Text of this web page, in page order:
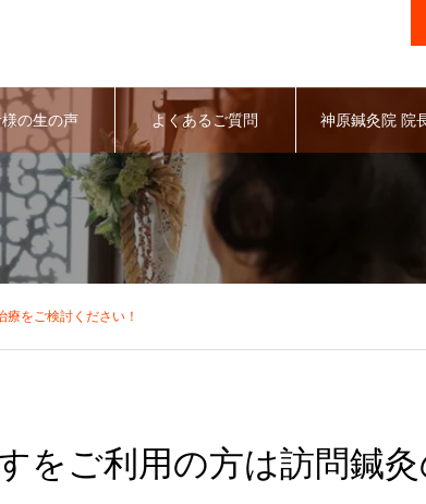
の生の声 よくあるご質問 神原鍼灸院 院
をご検討ください！
をご利用の方は訪問鍼